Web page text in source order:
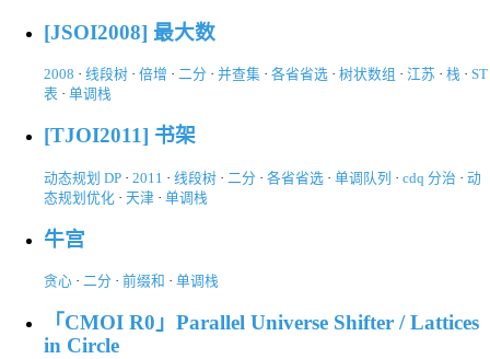
[JSOI2008] 最大数
2008 · 线段树 · 倍增 · 二分 · 并查集 · 各省省选 · 树状数组 · 江苏 · 栈 · ST
表 · 单调栈
[TJOI2011] 书架
动态规划 DP · 2011 · 线段树 · 二分 · 各省省选 · 单调队列 · cdq 分治 · 动
态规划优化 · 天津 · 单调栈
牛宫
贪心 · 二分 · 前缀和 · 单调栈
「CMOI R0」Parallel Universe Shifter / Lattices
in Circle